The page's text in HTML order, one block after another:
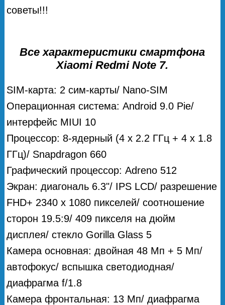
советы!!!
Все характеристики смартфона
Xiaomi Redmi Note 7.
SIM-карта: 2 сим-карты/ Nano-SIM
Операционная система: Android 9.0 Pie/
интерфейс MIUI 10
Процессор: 8-ядерный (4 х 2.2 ГГц + 4 х 1.8
ГГц)/ Snapdragon 660
Графический процессор: Adreno 512
Экран: диагональ 6.3"/ IPS LCD/ разрешение
FHD+ 2340 х 1080 пикселей/ соотношение
сторон 19.5:9/ 409 пикселя на дюйм
дисплея/ стекло Gorilla Glass 5
Камера основная: двойная 48 Мп + 5 Мп/
автофокус/ вспышка светодиодная/
диафрагма f/1.8
Камера фронтальная: 13 Мп/ диафрагма